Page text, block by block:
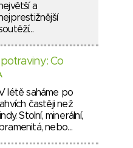
a
Co
létě saháme po
lahvích častěji než
Stolní, minerální,
nebo…